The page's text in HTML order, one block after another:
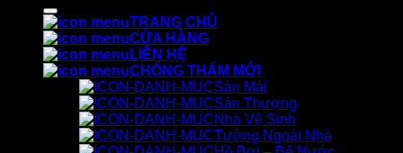
TRANG CHỦ
CỬA HÀNG
LIÊN HỆ
CHỐNG THẤM MỚI
Sàn Mái
Sân Thượng
Nhà Vệ Sinh
Tường Ngoài Nhà